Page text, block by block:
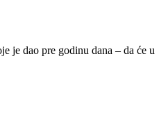
je dao pre godinu dana – da će u